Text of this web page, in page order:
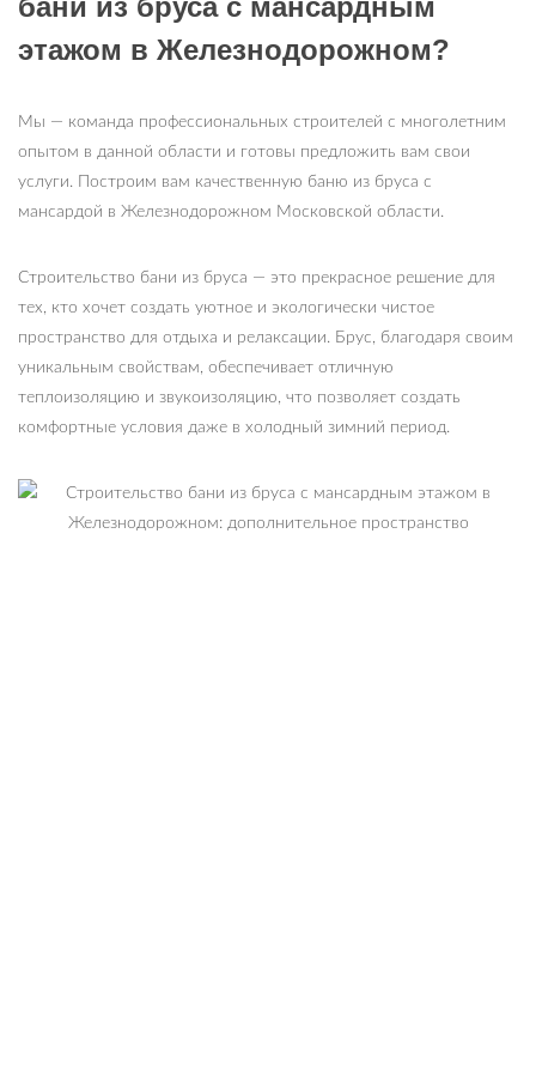
бани из бруса с мансардным
этажом в Железнодорожном?
Мы — команда профессиональных строителей с многолетним
опытом в данной области и готовы предложить вам свои
услуги. Построим вам качественную баню из бруса с
мансардой в Железнодорожном Московской области.
Строительство бани из бруса — это прекрасное решение для
тех, кто хочет создать уютное и экологически чистое
пространство для отдыха и релаксации. Брус, благодаря своим
уникальным свойствам, обеспечивает отличную
теплоизоляцию и звукоизоляцию, что позволяет создать
комфортные условия даже в холодный зимний период.